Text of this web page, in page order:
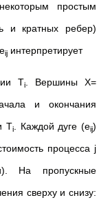
простым
и кратных ребер)
ij интерпретирует
Ti
. Вершины X=
и окончания
Ti. Каждой дуге (eij)
процесса j
На пропускные
сверху и снизу: